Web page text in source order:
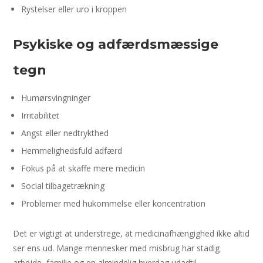
Rystelser eller uro i kroppen
Psykiske og adfærdsmæssige
tegn
Humørsvingninger
Irritabilitet
Angst eller nedtrykthed
Hemmelighedsfuld adfærd
Fokus på at skaffe mere medicin
Social tilbagetrækning
Problemer med hukommelse eller koncentration
Det er vigtigt at understrege, at medicinafhængighed ikke altid
ser ens ud. Mange mennesker med misbrug har stadig